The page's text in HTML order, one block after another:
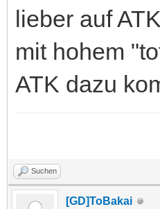
lieber auf
mit hohem
ATK dazu
Suchen
[GD]ToBakai